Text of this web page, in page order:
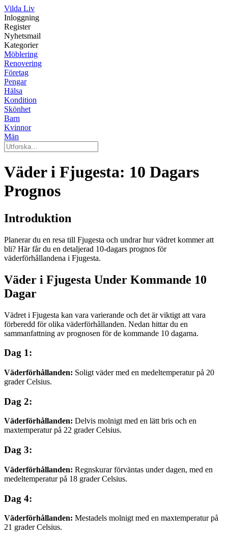
Vilda Liv
Inloggning
Register
Nyhetsmail
Kategorier
Möblering
Renovering
Företag
Pengar
Hälsa
Kondition
Skönhet
Barn
Kvinnor
Män
Väder i Fjugesta: 10 Dagars
Prognos
Introduktion
Planerar du en resa till Fjugesta och undrar hur vädret kommer att
bli? Här får du en detaljerad 10-dagars prognos för
väderförhållandena i Fjugesta.
Väder i Fjugesta Under Kommande 10
Dagar
Vädret i Fjugesta kan vara varierande och det är viktigt att vara
förberedd för olika väderförhållanden. Nedan hittar du en
sammanfattning av prognosen för de kommande 10 dagarna.
Dag 1:
Väderförhållanden: Soligt väder med en medeltemperatur på 20
grader Celsius.
Dag 2:
Väderförhållanden: Delvis molnigt med en lätt bris och en
maxtemperatur på 22 grader Celsius.
Dag 3:
Väderförhållanden: Regnskurar förväntas under dagen, med en
medeltemperatur på 18 grader Celsius.
Dag 4:
Väderförhållanden: Mestadels molnigt med en maxtemperatur på
21 grader Celsius.